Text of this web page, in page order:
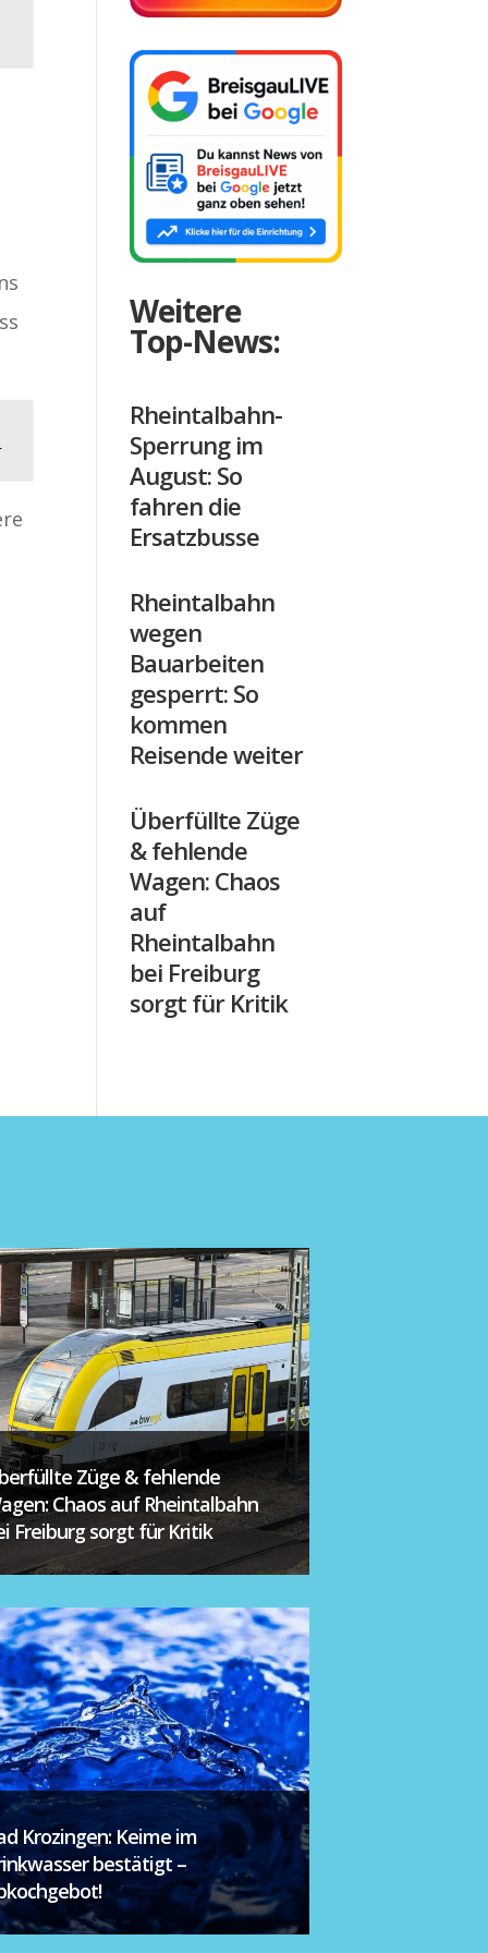
Weitere
Top-News:
Rheintalbahn-
Sperrung im
August: So
fahren die
Ersatzbusse
Rheintalbahn
wegen
Bauarbeiten
gesperrt: So
kommen
Reisende weiter
Überfüllte Züge
& fehlende
Wagen: Chaos
auf
Rheintalbahn
bei Freiburg
sorgt für Kritik
Züge & fehlende
Chaos auf Rheintalbahn
Freiburg sorgt für Kritik
Krozingen: Keime im
bestätigt –